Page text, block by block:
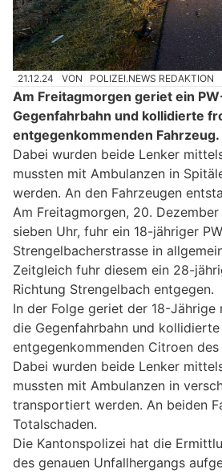
21.12.24 VON POLIZEI.NEWS REDAKTION
Am Freitagmorgen geriet ein
Gegenfahrbahn und kollidierte
entgegenkommenden Fahrzeug.
Dabei wurden beide Lenker
mussten mit Ambulanzen in
werden. An den Fahrzeugen
Am Freitagmorgen, 20.
sieben Uhr, fuhr ein 18-jähriger
Strengelbacherstrasse in
Zeitgleich fuhr diesem ein 28-
Richtung Strengelbach entgegen.
In der Folge geriet der 18-Jährige
die Gegenfahrbahn und
entgegenkommenden Citroen
Dabei wurden beide Lenker
mussten mit Ambulanzen in
transportiert werden. An beiden
Totalschaden.
Die Kantonspolizei hat die
des genauen Unfallhergangs